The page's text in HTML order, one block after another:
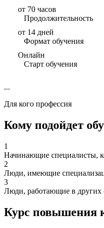
от 70 часов
Продолжительность
от 14 дней
Формат обучения
Онлайн
Старт обучения
...
Для кого профессия
Кому подойдет
1
Начинающие специалисты,
2
Люди, имеющие
3
Люди, работающие в других
Курс повышения